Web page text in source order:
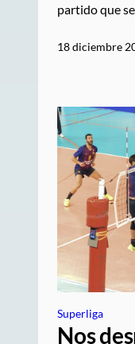
partido que
18 diciembre
Superliga
Nos